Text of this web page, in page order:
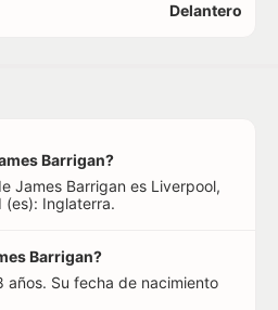
Delantero
Barrigan?
James Barrigan es Liverpool,
(es): Inglaterra.
Barrigan?
años. Su fecha de nacimiento